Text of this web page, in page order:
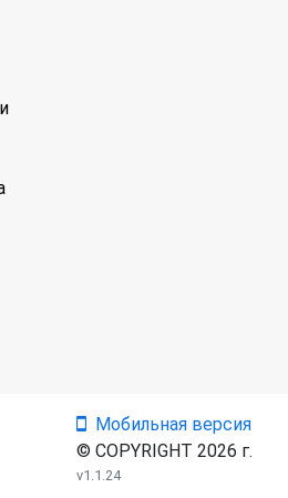
Мобильная версия
© COPYRIGHT 2026 г.
v1.1.24